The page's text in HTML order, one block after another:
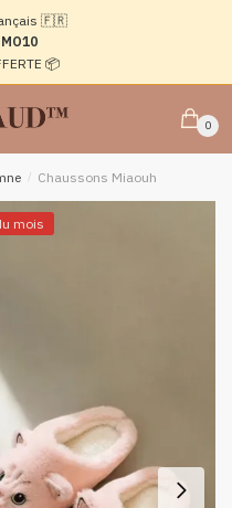
🇫🇷
📦
0
/ Chaussons Miaouh
mois